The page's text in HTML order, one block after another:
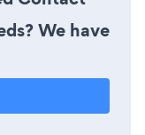
We have